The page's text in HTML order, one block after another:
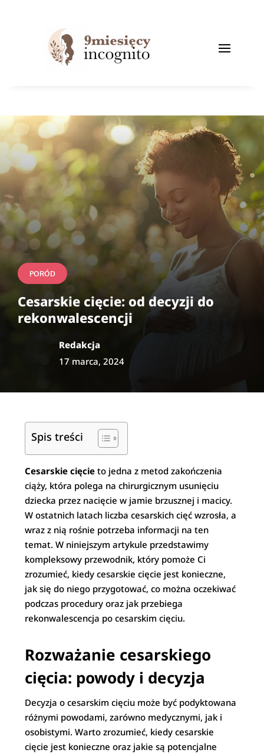
PORÓD
Cesarskie cięcie: od decyzji do
rekonwalescencji
Redakcja
17 marca, 2024
Spis treści
Cesarskie cięcie to jedna z metod zakończenia
ciąży, która polega na chirurgicznym usunięciu
dziecka przez nacięcie w jamie brzusznej i macicy.
W ostatnich latach liczba cesarskich cięć wzrosła, a
wraz z nią rośnie potrzeba informacji na ten
temat. W niniejszym artykule przedstawimy
kompleksowy przewodnik, który pomoże Ci
zrozumieć, kiedy cesarskie cięcie jest konieczne,
jak się do niego przygotować, co można oczekiwać
podczas procedury oraz jak przebiega
rekonwalescencja po cesarskim cięciu.
Rozważanie cesarskiego
cięcia: powody i decyzja
Decyzja o cesarskim cięciu może być podyktowana
różnymi powodami, zarówno medycznymi, jak i
osobistymi. Warto zrozumieć, kiedy cesarskie
cięcie jest konieczne oraz jakie są potencjalne